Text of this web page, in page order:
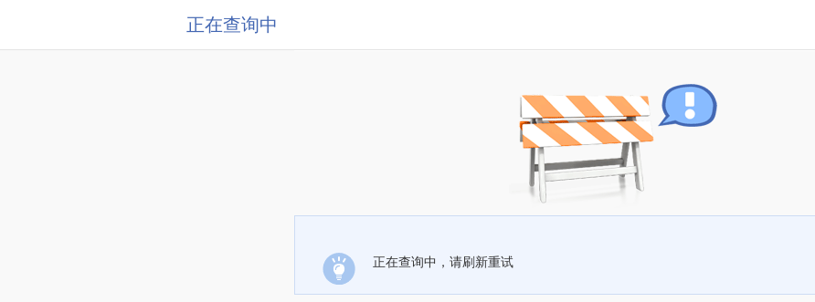
正在查询中
正在查询中，请刷新重试